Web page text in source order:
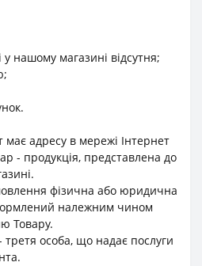
нашому магазині відсутня;
має адресу в мережі Інтернет
- продукція, представлена до
фізична або юридична
належним чином
Товару.
особа, що надає послуги